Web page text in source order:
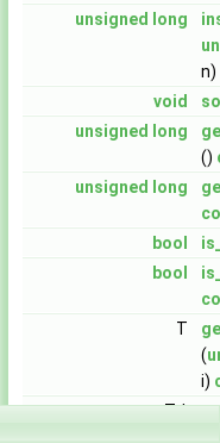
unsigned
long
n)
void
unsigned
long
()
unsigned
long
bool
bool
T
(
i)
T *